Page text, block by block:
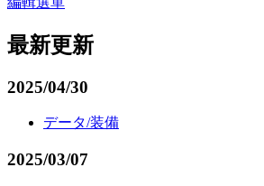
最新更新
2025/04/30
データ/装備
2025/03/07